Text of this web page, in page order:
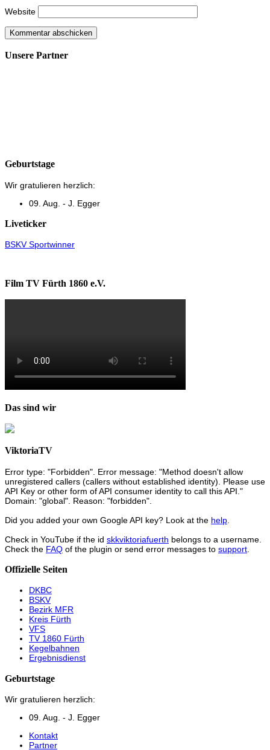
Website
Unsere Partner
Geburtstage
Wir gratulieren herzlich:
09. Aug. - J. Egger
Liveticker
BSKV Sportwinner
Film TV Fürth 1860 e.V.
Das sind wir
ViktoriaTV
Error type: "Forbidden". Error message: "Method doesn't allow
unregistered callers (callers without established identity). Please use
API Key or other form of API consumer identity to call this API."
Domain: "global". Reason: "forbidden".
Did you added your own Google API key? Look at the help
Check in YouTube if the id skkviktoriafuerth belongs to a username.
Check the FAQ of the plugin or send error messages to support
Offizielle Seiten
DKBC
BSKV
Bezirk MFR
Kreis Fürth
VFS
TV 1860 Fürth
Kegelbahnen
Ergebnisdienst
Geburtstage
Wir gratulieren herzlich:
09. Aug. - J. Egger
Kontakt
Partner